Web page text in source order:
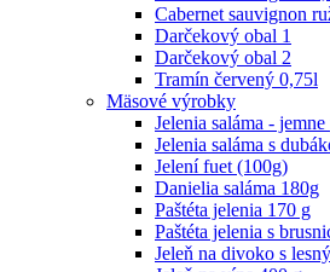
Cabernet sauvignon
Darčekový obal 1
Darčekový obal 2
Tramín červený 0,75l
Mäsové výrobky
Jelenia saláma -
Jelenia saláma s
Jelení fuet (100g)
Danielia saláma 180g
Paštéta jelenia 170 g
Paštéta jelenia s
Jeleň na divoko s